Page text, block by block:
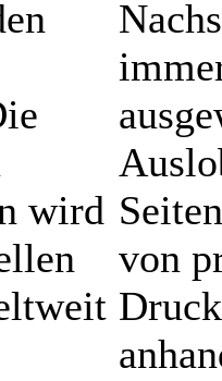
wird
von